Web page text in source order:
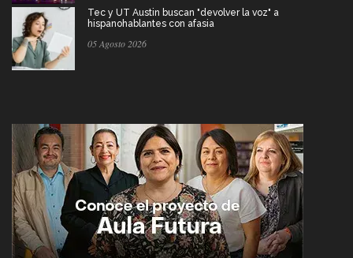
Tec y UT Austin buscan "devolver la voz" a
hispanohablantes con afasia
05 Agosto 2026